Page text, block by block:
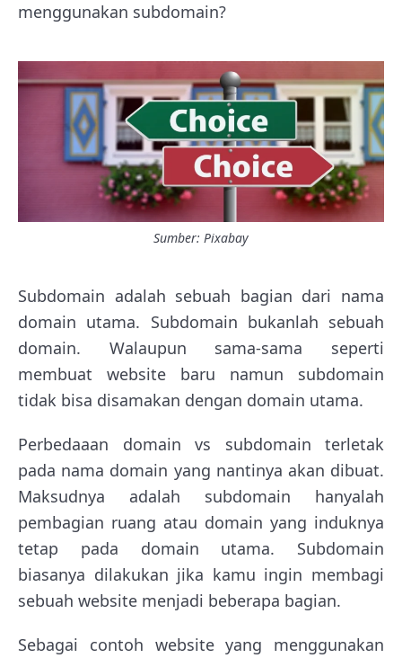
menggunakan subdomain?
Sumber: Pixabay
Subdomain adalah sebuah bagian dari nama
domain utama. Subdomain bukanlah sebuah
domain. Walaupun sama-sama seperti
membuat website baru namun subdomain
tidak bisa disamakan dengan domain utama.
Perbedaaan domain vs subdomain terletak
pada nama domain yang nantinya akan dibuat.
Maksudnya adalah subdomain hanyalah
pembagian ruang atau domain yang induknya
tetap pada domain utama. Subdomain
biasanya dilakukan jika kamu ingin membagi
sebuah website menjadi beberapa bagian.
Sebagai contoh website yang menggunakan